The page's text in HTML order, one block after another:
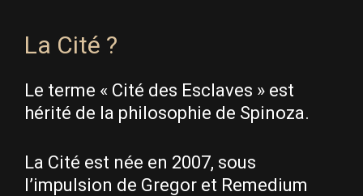
La Cité ?
Le terme « Cité des Esclaves » est
hérité de la philosophie de Spinoza.
La Cité est née en 2007, sous
l’impulsion de Gregor et Remedium